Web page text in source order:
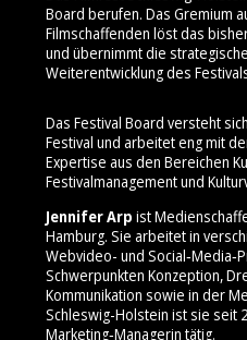
Board berufen. Das Gremium
Filmschaffenden löst das
und übernimmt die
Weiterentwicklung des
Das Festival Board versteht
Festival und arbeitet eng mit
Expertise aus den Bereichen
Festivalmanagement und
Jennifer Arp ist
Hamburg. Sie arbeitet in
Webvideo- und
Schwerpunkten Konzeption,
Kommunikation sowie in der
Schleswig-Holstein ist sie seit
Marketing‑Managerin tätig.